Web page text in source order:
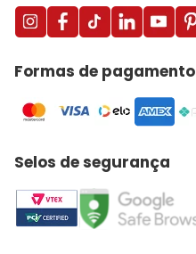
Formas de
Selos de segurança